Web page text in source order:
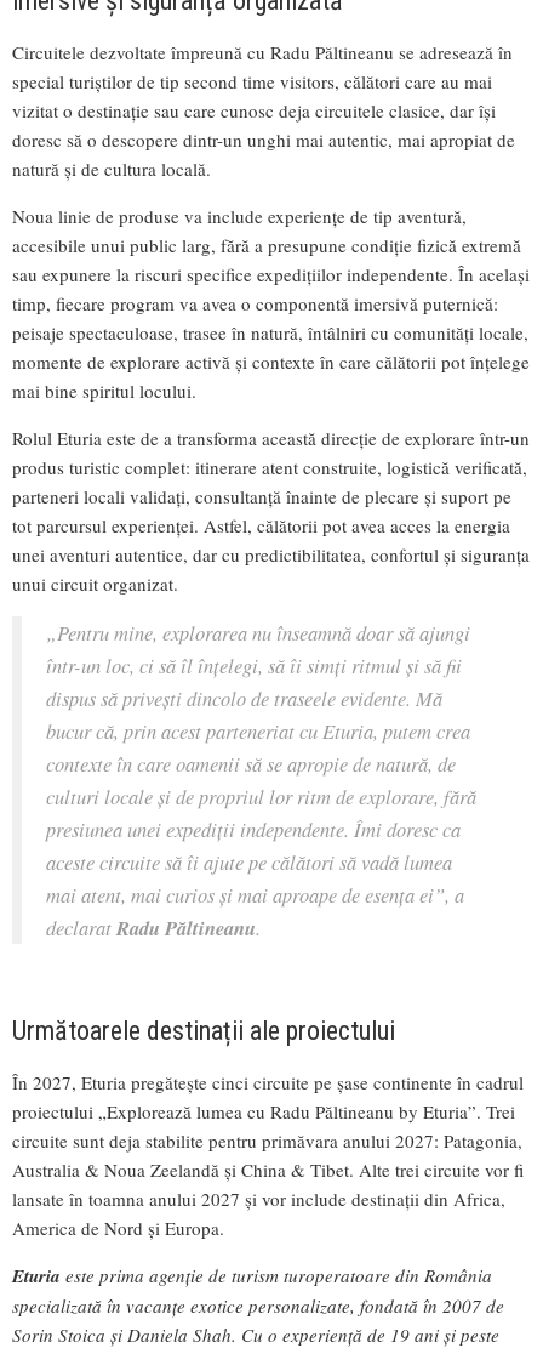
Circuitele dezvoltate împreună cu Radu Păltineanu se adresează în
special turiștilor de tip second time visitors, călători care au mai
vizitat o destinație sau care cunosc deja circuitele clasice, dar își
doresc să o descopere dintr-un unghi mai autentic, mai apropiat de
natură și de cultura locală.
Noua linie de produse va include experiențe de tip aventură,
accesibile unui public larg, fără a presupune condiție fizică extremă
sau expunere la riscuri specifice expedițiilor independente. În același
timp, fiecare program va avea o componentă imersivă puternică:
peisaje spectaculoase, trasee în natură, întâlniri cu comunități locale,
momente de explorare activă și contexte în care călătorii pot înțelege
mai bine spiritul locului.
Rolul Eturia este de a transforma această direcție de explorare într-un
produs turistic complet: itinerare atent construite, logistică verificată,
parteneri locali validați, consultanță înainte de plecare și suport pe
tot parcursul experienței. Astfel, călătorii pot avea acces la energia
unei aventuri autentice, dar cu predictibilitatea, confortul și siguranța
unui circuit organizat.
„Pentru mine, explorarea nu înseamnă doar să ajungi
într-un loc, ci să îl înțelegi, să îi simți ritmul și să fii
dispus să privești dincolo de traseele evidente. Mă
bucur că, prin acest parteneriat cu Eturia, putem crea
contexte în care oamenii să se apropie de natură, de
culturi locale și de propriul lor ritm de explorare, fără
presiunea unei expediții independente. Îmi doresc ca
aceste circuite să îi ajute pe călători să vadă lumea
mai atent, mai curios și mai aproape de esența ei”, a
declaratRadu Păltineanu.
Următoarele destinații ale proiectului
În 2027, Eturia pregătește cinci circuite pe şase continente în cadrul
proiectului „Explorează lumea cu Radu Păltineanu by Eturia”. Trei
circuite sunt deja stabilite pentru primăvara anului 2027: Patagonia,
Australia & Noua Zeelandă și China & Tibet. Alte trei circuite vor fi
lansate în toamna anului 2027 și vor include destinații din Africa,
America de Nord și Europa.
Eturia este prima agenție de turism turoperatoare din România
specializată în vacanțe exotice personalizate, fondată în 2007 de
Sorin Stoica și Daniela Shah. Cu o experiență de 19 ani și peste